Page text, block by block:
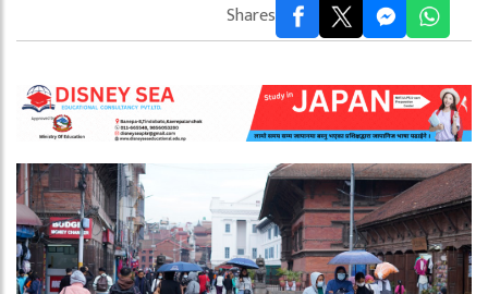
Shares